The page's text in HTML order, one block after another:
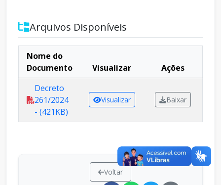
Arquivos Disponíveis
Nome do
Documento
Visualizar
Ações
Decreto
261/2024
- (421KB)
Visualizar Baixar
Voltar